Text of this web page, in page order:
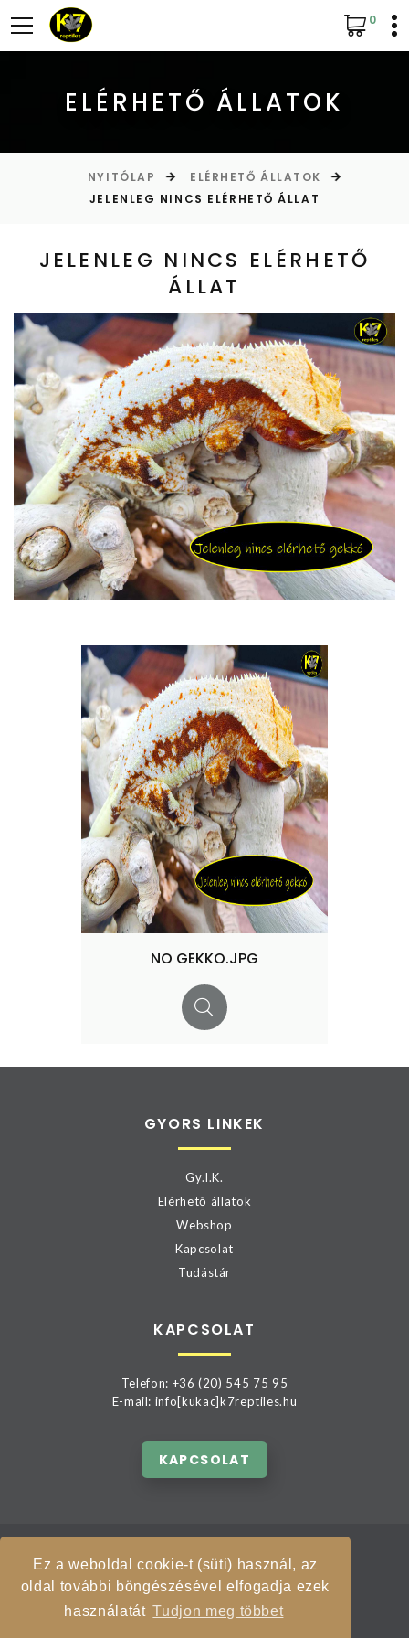
Ez a weboldal cookie-t (süti) használ, az
oldal további böngészésével elfogadja ezek
használatát Tudjon meg többet
0
ELÉRHETŐ ÁLLATOK
NYITÓLAP
ELÉRHETŐ ÁLLATOK
JELENLEG NINCS ELÉRHETŐ ÁLLAT
JELENLEG NINCS ELÉRHETŐ
ÁLLAT
NO GEKKO.JPG
GYORS LINKEK
Gy.I.K.
Elérhető állatok
Webshop
Kapcsolat
Tudástár
KAPCSOLAT
Telefon: +36 (20) 545 75 95
E-mail: info[kukac]k7reptiles.hu
KAPCSOLAT
Minden jog fentartva.